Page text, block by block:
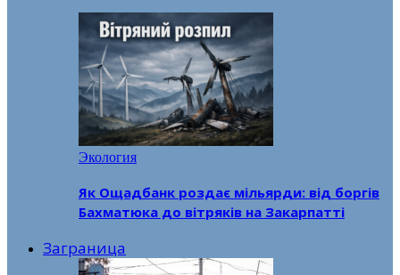
Экология
Як Ощадбанк роздає мільярди: від боргів
Бахматюка до вітряків на Закарпатті
Заграница